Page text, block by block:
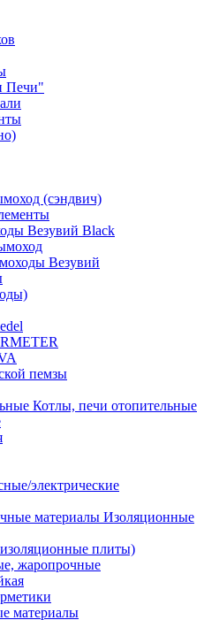
Печи"
(сэндвич)
Везувий Black
Везувий
пемзы
Котлы, печи отопительные
электрические
Изоляционные
плиты)
жаропрочные
материалы